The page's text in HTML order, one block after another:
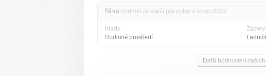
Nina hodnotí za starší pár pobyt v srpnu 2022
Klady:
Rodinné prostředí
Zápory:
Další hodnocení